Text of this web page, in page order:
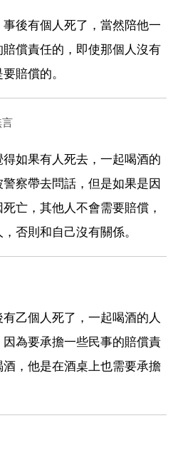
後有個人死了，當然陪他一
償責任的，即使那個人沒有
賠償的。
如果有人死去，一起喝酒的
察帶去問話，但是如果是因
亡，其他人不會需要賠償，
否則和自己沒有關係。
乙個人死了，一起喝酒的人
為要承擔一些民事的賠償責
，他是在酒桌上也需要承擔